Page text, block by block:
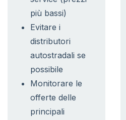
più bassi)
Evitare i
distributori
autostradali se
possibile
Monitorare le
offerte delle
principali